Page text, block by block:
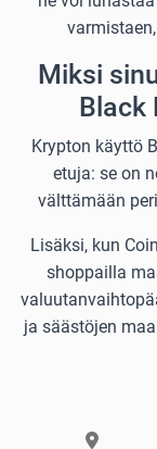
Miksi
Black
Krypton käyttö
etuja: se on
välttämään
Lisäksi, kun
shoppailla
ja säästöjen